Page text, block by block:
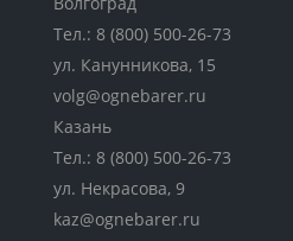
Тел.: 8 (800) 500-26-73
ул. Канунникова, 15
volg@ognebarer.ru
Казань
Тел.: 8 (800) 500-26-73
ул. Некрасова, 9
kaz@ognebarer.ru